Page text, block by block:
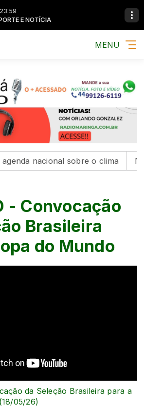
E NOTÍCIA
E NOTÍCIA
MENU
nacional sobre o clima
- Convocação
Brasileira
do Mundo
da Seleção Brasileira para a
05/26)